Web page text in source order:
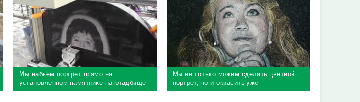
Мы набьем портрет прямо на
установленном памятнике на кладбище
Мы не только можем сделать цветной
портрет, но и окрасить уже
существующий